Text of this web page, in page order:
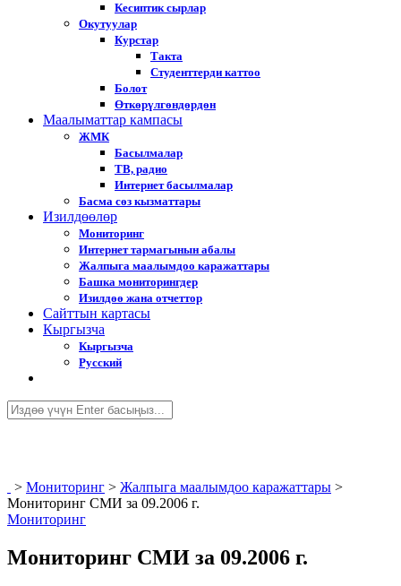
Кесиптик сырлар
Окутуулар
Курстар
Такта
Студенттерди каттоо
Болот
Өткөрүлгөндөрдөн
Маалыматтар кампасы
ЖМК
Басылмалар
ТВ, радио
Интернет басылмалар
Басма сөз кызматтары
Изилдөөлөр
Мониторинг
Интернет тармагынын абалы
Жалпыга маалымдоо каражаттары
Башка мониторингдер
Изилдөө жана отчеттор
Cайттын картасы
Кыргызча
Кыргызча
Русский
> Мониторинг > Жалпыга маалымдоо каражаттары >
Мониторинг СМИ за 09.2006 г.
Мониторинг
Мониторинг СМИ за 09.2006 г.